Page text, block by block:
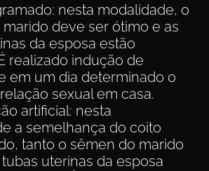
nesta modalidade, o
deve ser ótimo e as
da esposa estão
realizado indução de
em um dia determinado o
sexual em casa.
artificial: nesta
a semelhança do coito
tanto o sêmen do marido
uterinas da esposa